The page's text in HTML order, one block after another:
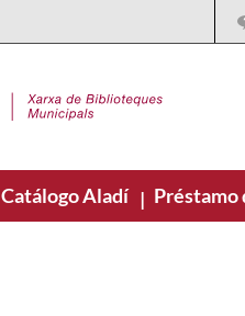
Catálogo Aladí | Préstamo